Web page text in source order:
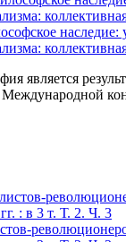
наследие:
является